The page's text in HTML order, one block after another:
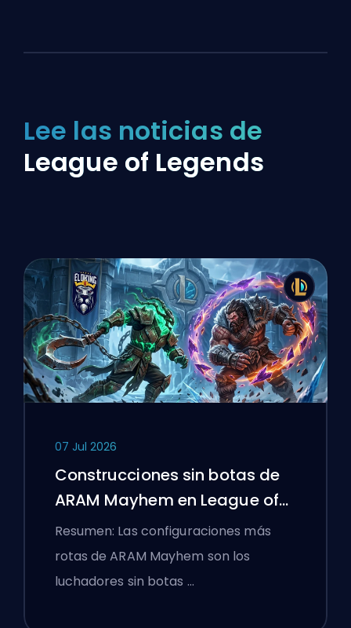
Lee las noticias de
League of Legends
07 Jul 2026
Construcciones sin botas de
ARAM Mayhem en League of
Legends
Resumen: Las configuraciones más
rotas de ARAM Mayhem son los
luchadores sin botas …